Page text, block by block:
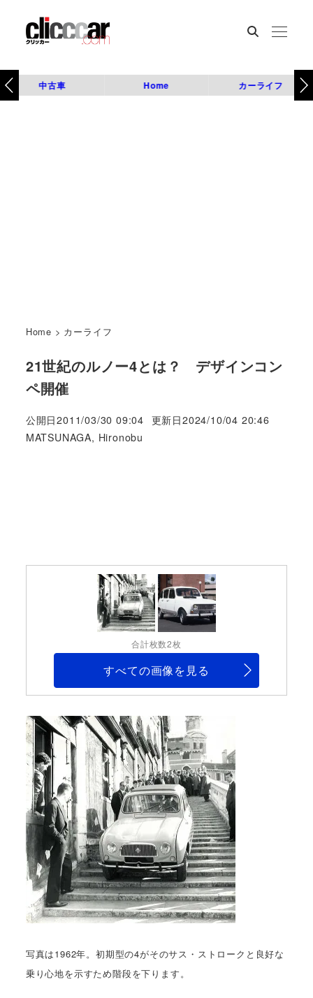
中古車 Home カーライフ
Home > カーライフ
21世紀のルノー4とは？ デザインコン
ペ開催
公開日2011/03/30 09:04 更新日2024/10/04 20:46
著
MATSUNAGA, Hironobu
合計枚数2枚
すべての画像を見る
写真は1962年。初期型の4がそのサス・ストロークと良好な
乗り心地を示すため階段を下ります。